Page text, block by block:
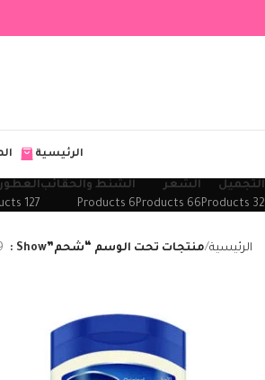
الرئيسية
التجميل
32 Products
الشعر
66 Products
الشنط والحقائب
6 Products
127 Products
الرئيسية منتجات تحت الوسم “شحم”Show